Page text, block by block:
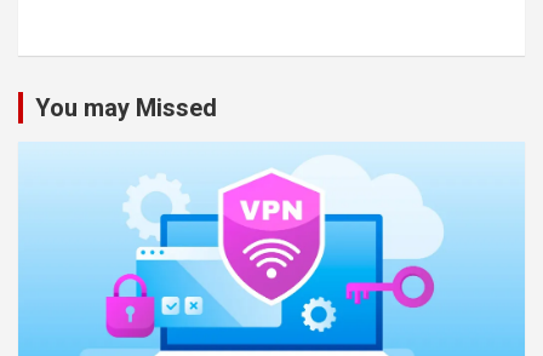
You may Missed